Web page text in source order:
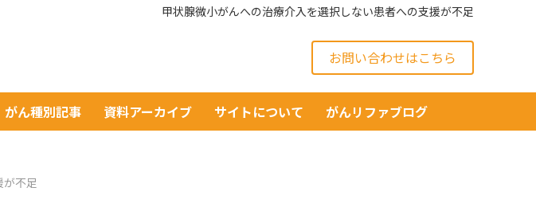
甲状腺微小がんへの治療介入を選択しない患者への支援が不足
お問い合わせはこちら
がん種別記事 資料アーカイブ サイトについて がんリファブログ
不足